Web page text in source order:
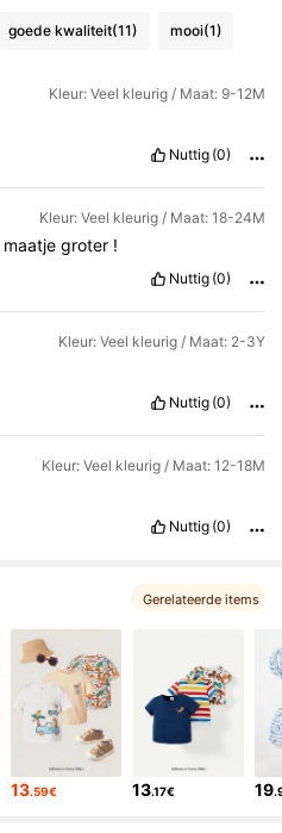
goede kwaliteit(11) mooi(1)
Kleur: Veel kleurig / Maat: 9-12M
Nuttig (0)
Kleur: Veel kleurig / Maat: 18-24M
maatjegroter !
Nuttig (0)
Kleur: Veel kleurig / Maat: 2-3Y
Nuttig (0)
Kleur: Veel kleurig / Maat: 12-18M
Nuttig (0)
Gerelateerde items
13.59€ 13.17€ 19